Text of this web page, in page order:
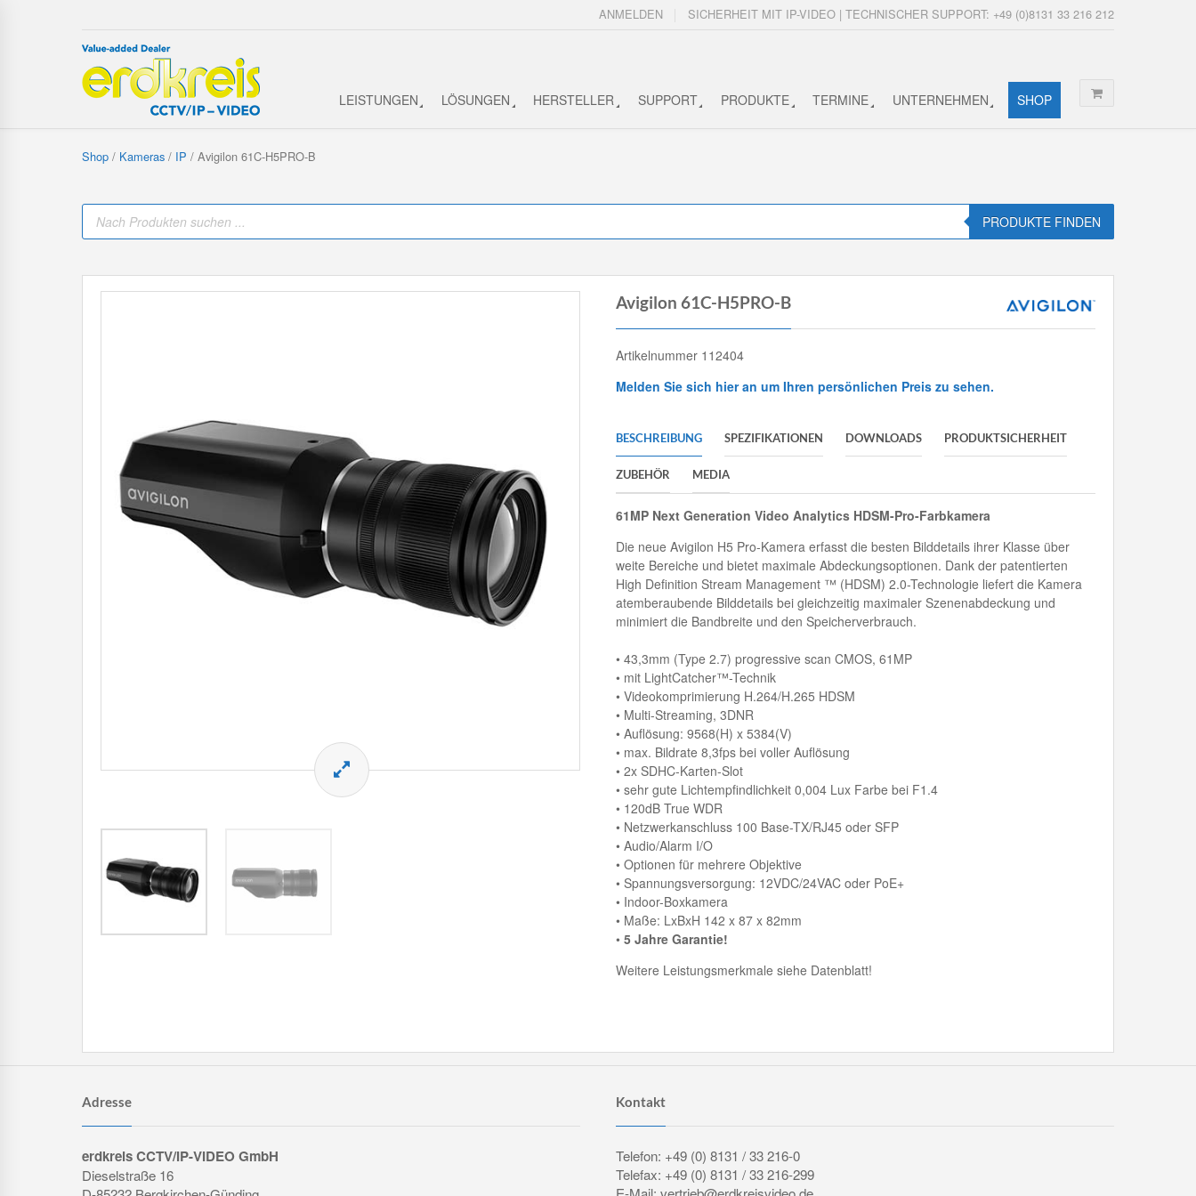
SICHERHEIT MIT IP-VIDEO | TECHNISCHER SUPPORT: +49 (0)8131 33 216 212
ANMELDEN
LEISTUNGEN LÖSUNGEN HERSTELLER SUPPORT PRODUKTE TERMINE UNTERNEHMEN SHOP
Shop / Kameras / IP / Avigilon 61C-H5PRO-B
P
o
PRODUKTE FINDEN
Avigilon 61C-H5PRO-B
Artikelnummer 112404
Melden Sie sich hier an um Ihren persönlichen Preis zu sehen.
BESCHREIBUNG SPEZIFIKATIONEN DOWNLOADS PRODUKTSICHERHEIT
ZUBEHÖR MEDIA
61MP Next Generation Video Analytics HDSM-Pro-Farbkamera
Die neue Avigilon H5 Pro-Kamera erfasst die besten Bilddetails ihrer Klasse über
weite Bereiche und bietet maximale Abdeckungsoptionen. Dank der patentierten
High Definition Stream Management ™ (HDSM) 2.0-Technologie liefert die Kamera
atemberaubende Bilddetails bei gleichzeitig maximaler Szenenabdeckung und
minimiert die Bandbreite und den Speicherverbrauch.
• 43,3mm (Type 2.7) progressive scan CMOS, 61MP
• mit LightCatcher™-Technik
• Videokomprimierung H.264/H.265 HDSM
• Multi-Streaming, 3DNR
• Auflösung: 9568(H) x 5384(V)
• max. Bildrate 8,3fps bei voller Auflösung
• 2x SDHC-Karten-Slot
• sehr gute Lichtempfindlichkeit 0,004 Lux Farbe bei F1.4
• 120dB True WDR
• Netzwerkanschluss 100 Base-TX/RJ45 oder SFP
• Audio/Alarm I/O
• Optionen für mehrere Objektive
• Spannungsversorgung: 12VDC/24VAC oder PoE+
• Indoor-Boxkamera
• Maße: LxBxH 142 x 87 x 82mm
• 5 Jahre Garantie!
Weitere Leistungsmerkmale siehe Datenblatt!
Adresse
erdkreis CCTV/IP-VIDEO GmbH
Dieselstraße 16
Kontakt
Telefon: +49 (0) 8131 / 33 216-0
Telefax: +49 (0) 8131 / 33 216-299